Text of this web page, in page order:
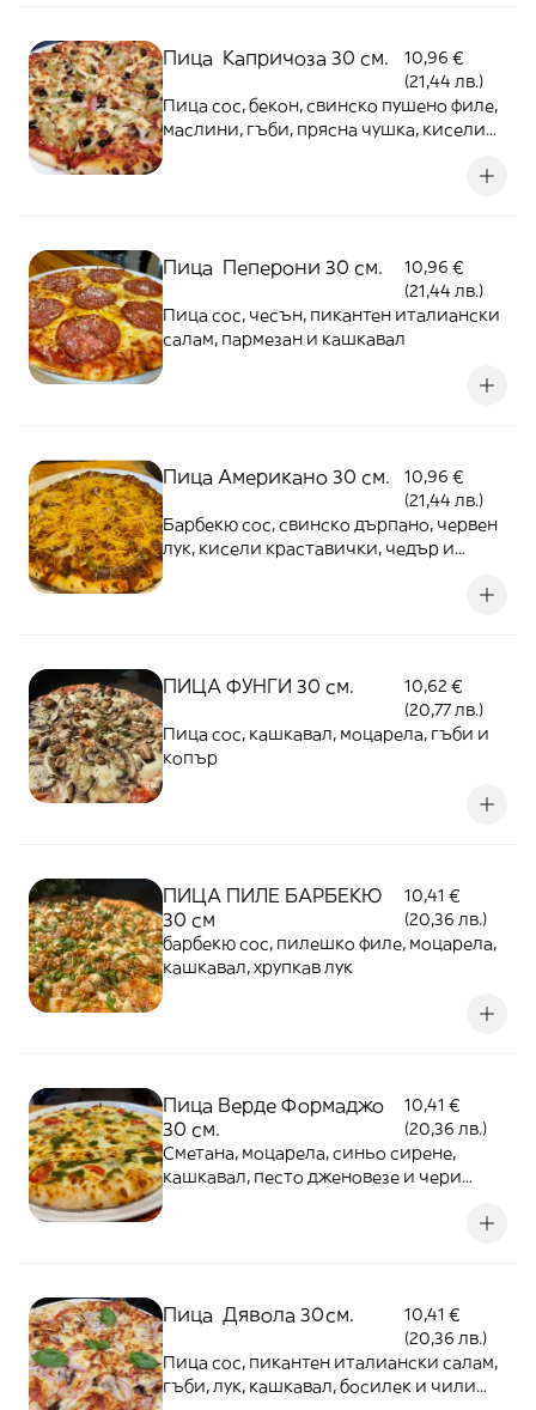
Пица Капричоза 30 см.
10,96 €
(21,44 лв.)
Пица сос, бекон, свинско пушено филе,
маслини, гъби, прясна чушка, кисели
Пица Пеперони 30 см.
10,96 €
(21,44 лв.)
Пица сос, чесън, пикантен италиански
салам, пармезан и кашкавал
Пица Американо 30 см.
10,96 €
(21,44 лв.)
Барбекю сос, свинско дърпано, червен
лук, кисели краставички, чедър и
ПИЦА ФУНГИ 30 см.
10,62 €
(20,77 лв.)
Пица сос, кашкавал, моцарела, гъби и
копър
ПИЦА ПИЛЕ БАРБЕКЮ
30 см
10,41 €
(20,36 лв.)
барбекю сос, пилешко филе, моцарела,
кашкавал, хрупкав лук
Пица Верде Формаджо
30 см.
10,41 €
(20,36 лв.)
Сметана, моцарела, синьо сирене,
кашкавал, песто дженовезе и чери
Пица Дявола 30см.
10,41 €
(20,36 лв.)
Пица сос, пикантен италиански салам,
гъби, лук, кашкавал, босилек и чили